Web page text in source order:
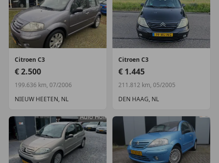
Citroen C3
€ 2.500
199.636 km, 07/2006
NIEUW HEETEN, NL
Citroen C3
€ 1.445
211.812 km, 05/2005
DEN HAAG, NL